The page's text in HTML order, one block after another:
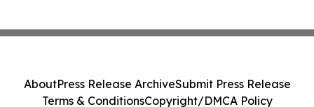
AboutPress Release ArchiveSubmit Press Release
Terms & ConditionsCopyright/DMCA Policy